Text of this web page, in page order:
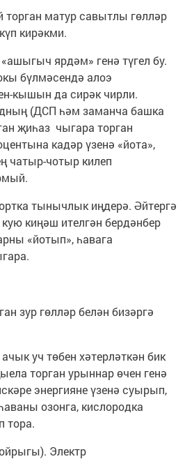
матур савытлы гөлләр
кирәкми.
ярдәм» генә түгел бу.
бүлмәсендә алоэ
кышын да сирәк чирли.
(ДСП һәм заманча башка
җиһаз чыгара торган
кадәр үзенә «йота»,
чатыр-чотыр килеп
тынычлык иңдерә. Әйтергә
киңәш ителгән бердәнбер
«йотып», һавага
зур гөлләр белән бизәргә
уч төбен хәтерләткән бик
торган урыннар өчен генә
энергияне үзенә суырып,
озонга, кислородка
тора.
Электр